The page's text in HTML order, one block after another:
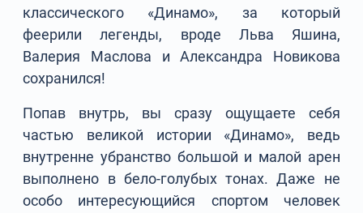
классического «Динамо», за который
феерили легенды, вроде Льва Яшина,
Валерия Маслова и Александра Новикова
сохранился!
Попав внутрь, вы сразу ощущаете себя
частью великой истории «Динамо», ведь
внутренне убранство большой и малой арен
выполнено в бело-голубых тонах. Даже не
особо интересующийся спортом человек